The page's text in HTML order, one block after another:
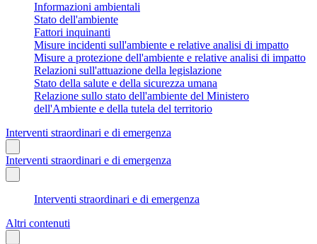
Informazioni ambientali
Stato dell'ambiente
Fattori inquinanti
Misure incidenti sull'ambiente e relative analisi di impatto
Misure a protezione dell'ambiente e relative analisi di impatto
Relazioni sull'attuazione della legislazione
Stato della salute e della sicurezza umana
Relazione sullo stato dell'ambiente del Ministero
dell'Ambiente e della tutela del territorio
Interventi straordinari e di emergenza
Interventi straordinari e di emergenza
Interventi straordinari e di emergenza
Altri contenuti